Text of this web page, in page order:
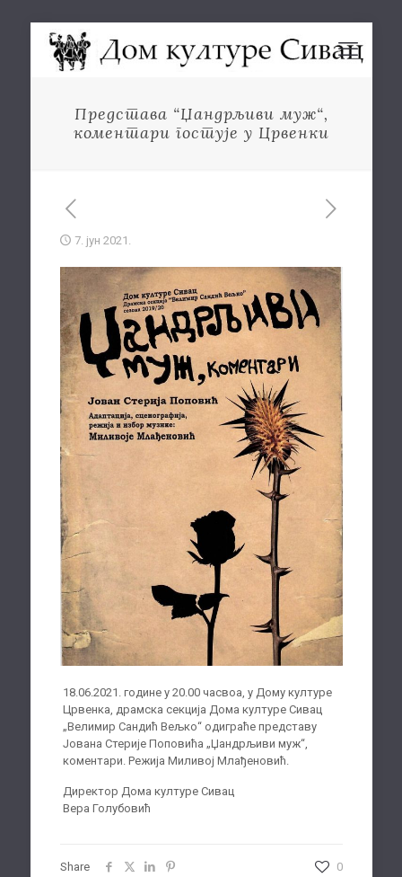
Представа “Џандрљиви муж“,
коментари гостује у Црвенки
7. јун 2021.
18.06.2021. године у 20.00 часвоа, у Дому културе
Црвенка, драмска секција Дома културе Сивац
„Велимир Сандић Вељко“ одиграће представу
Јована Стерије Поповића „Џандрљиви муж“,
коментари. Режија Миливој Млађеновић.
Директор Дома културе Сивац
Вера Голубовић
Share 0